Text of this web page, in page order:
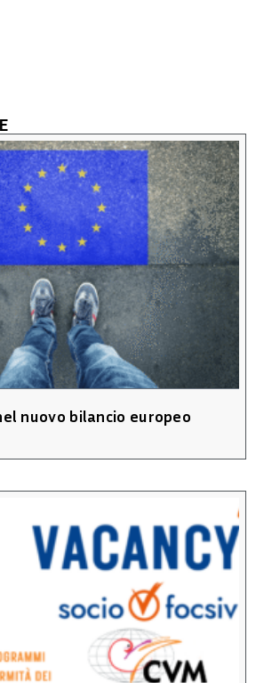
nuovo bilancio europeo